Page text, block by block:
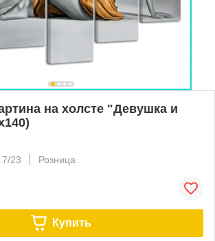
на холсте "Девушка и
23
Розница
Купить